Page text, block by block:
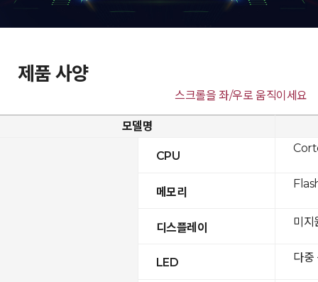
제품 사양
스크롤을 좌/우로 움직이세요
모델명
CPU
메모리
디스플레이
LED
미지
다중